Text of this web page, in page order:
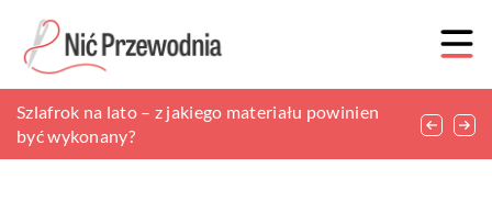
Meble dopasowane do stylu ogrodu
Szlafrok na lato – z jakiego materiału powinien
być wykonany?
Damskie i męskie buty do górskich wycieczek